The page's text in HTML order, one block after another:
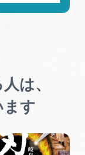
は、
ます